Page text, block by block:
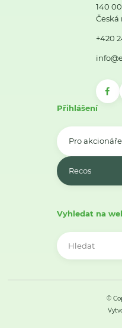
140
+420
Přihlášení
Pro akcionáře
Recos
Vyhledat na
©